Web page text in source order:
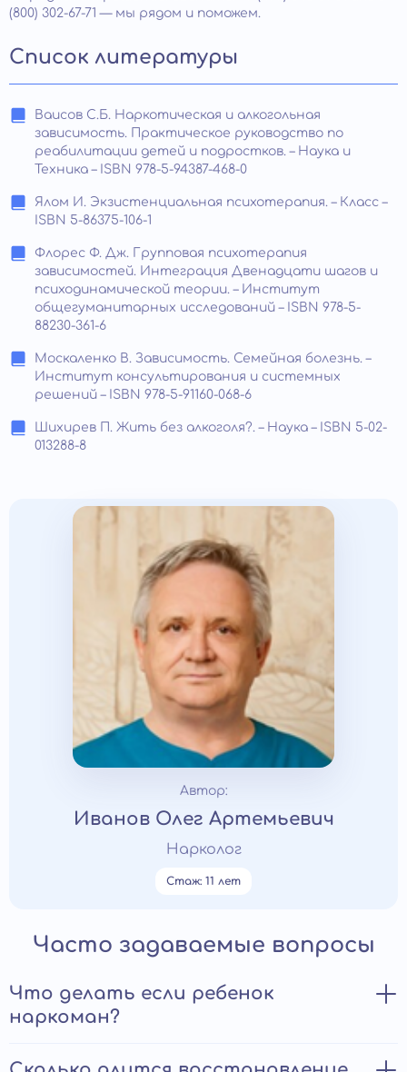
(800) 302-67-71 — мы рядом и поможем.
Список литературы
Ваисов С.Б. Наркотическая и алкогольная
зависимость. Практическое руководство по
реабилитации детей и подростков. – Наука и
Техника – ISBN 978-5-94387-468-0
Ялом И. Экзистенциальная психотерапия. – Класс –
ISBN 5-86375-106-1
Флорес Ф. Дж. Групповая психотерапия
зависимостей. Интеграция Двенадцати шагов и
психодинамической теории. – Институт
общегуманитарных исследований – ISBN 978-5-
88230-361-6
Москаленко В. Зависимость. Семейная болезнь. –
Институт консультирования и системных
решений – ISBN 978-5-91160-068-6
Шихирев П. Жить без алкоголя?. – Наука – ISBN 5-02-
013288-8
Автор:
Иванов Олег Артемьевич
Нарколог
Стаж: 11 лет
Часто задаваемые вопросы
Что делать если ребенок
наркоман?
Первый шаг — сохранить спокойствие и отказаться